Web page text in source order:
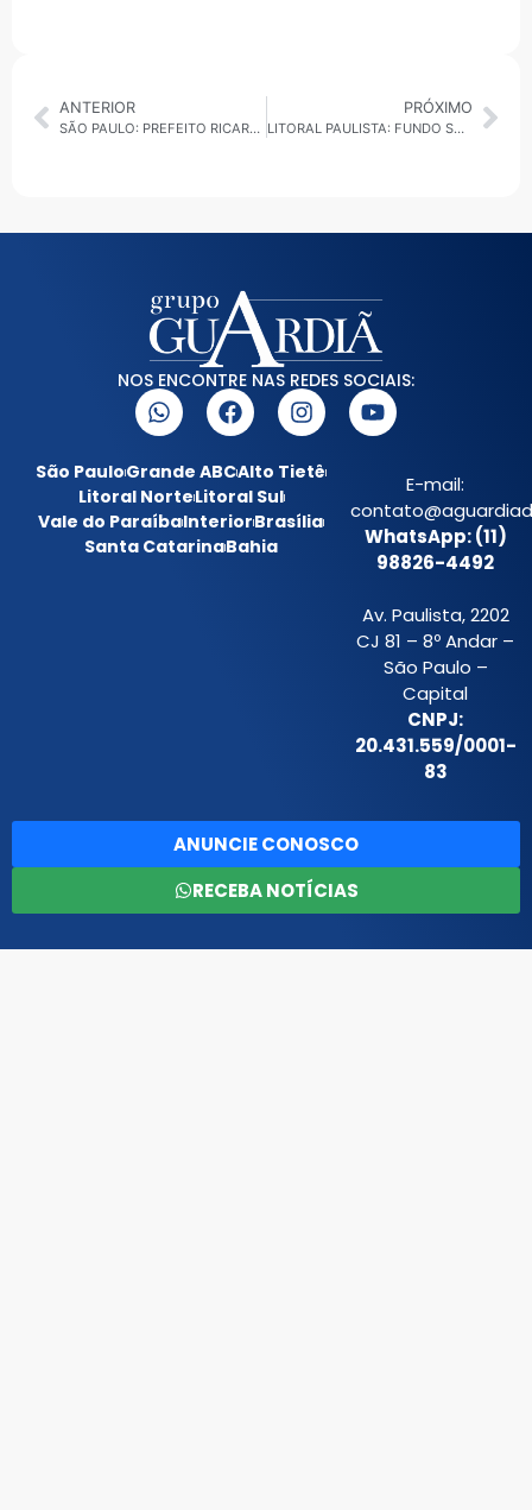
ANTERIOR
SÃO PAULO: PREFEITO RICARDO NUNES ANUNCIA URBANIZAÇÃO EM PARAISÓPOLIS COM REMOÇÃO DE 2 MIL FAMÍLIAS
PRÓXIMO
LITORAL PAULISTA: FUNDO SOCIAL REPASSA 4,8 MIL CESTAS BÁSICAS NA OPERAÇÃO VERÃO
NOS ENCONTRE NAS REDES SOCIAIS:
São PauloGrande ABCAlto Tietê
Litoral NorteLitoral Sul
Vale do ParaíbaInteriorBrasília
Santa CatarinaBahia
E-mail:
WhatsApp: (11)
98826-4492
Av. Paulista, 2202
CJ 81 – 8º Andar –
São Paulo –
Capital
CNPJ:
20.431.559/0001-
83
ANUNCIE CONOSCO
RECEBA NOTÍCIAS